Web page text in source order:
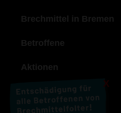
Brechmittel in Bremen
Betroffene
Aktionen
Material
X